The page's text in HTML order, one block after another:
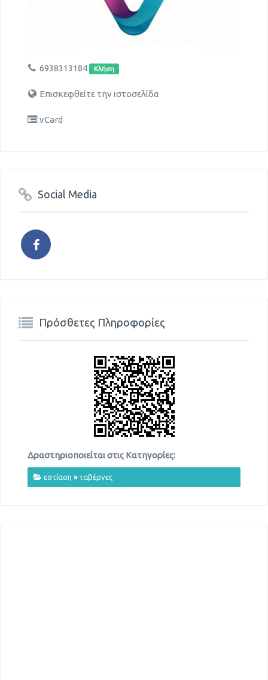
6938313184 Κλήση
Επισκεφθείτε την ιστοσελίδα
vCard
Social Media
Πρόσθετες Πληροφορίες
Δραστηριοποιείται στις Κατηγορίες:
εστίαση » ταβέρνες